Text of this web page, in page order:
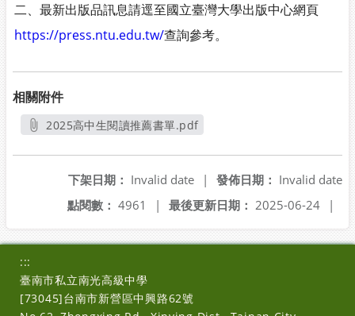
二、最新出版品訊息請逕至國立臺灣大學出版中心網頁
https://press.ntu.edu.tw/查詢參考。
相關附件
2025高中生閱讀推薦書單.pdf
發佈日期： Invalid date
下架日期： Invalid date
|
最後更新日期： 2025-06-24 |
點閱數： 4961 |
:::
臺南市私立南光高級中學
[73045]台南市新營區中興路62號